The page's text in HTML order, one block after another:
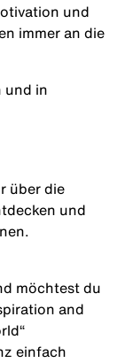
und
immer an die
und in
über die
und
möchtest du
and
einfach